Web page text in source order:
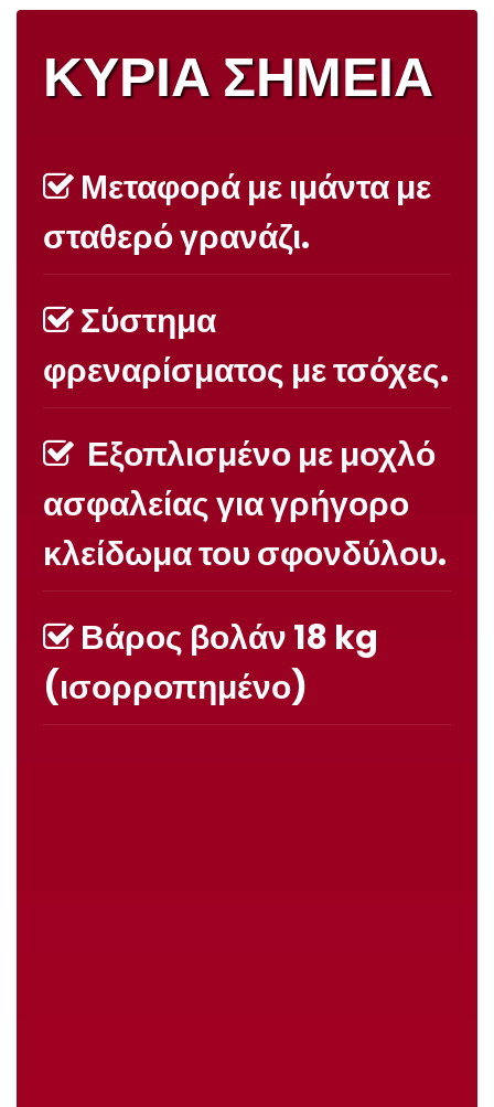
ΚΥΡΙΑ ΣΗΜΕΙΑ
Μεταφορά με ιμάντα με
σταθερό γρανάζι.
Σύστημα
φρεναρίσματος με τσόχες.
Εξοπλισμένο με μοχλό
ασφαλείας για γρήγορο
κλείδωμα του σφονδύλου.
Βάρος βολάν 18 kg
(ισορροπημένο)